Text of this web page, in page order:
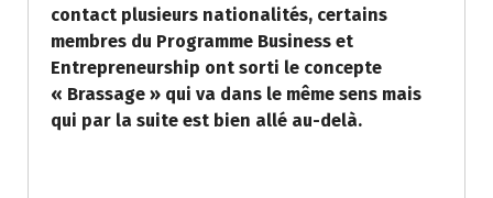
contact plusieurs nationalités, certains
membres du Programme Business et
Entrepreneurship ont sorti le concepte
« Brassage » qui va dans le même sens mais
qui par la suite est bien allé au-delà.